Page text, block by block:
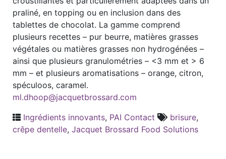
praliné, en topping ou en inclusion dans des
tablettes de chocolat. La gamme comprend
plusieurs recettes – pur beurre, matières grasses
végétales ou matières grasses non hydrogénées –
ainsi que plusieurs granulométries – <3 mm et > 6
mm – et plusieurs aromatisations – orange, citron,
spéculoos, caramel.
ml.dhoop@jacquetbrossard.com
Ingrédients innovants, PAI Contact brisure,
crêpe dentelle, Jacquet Brossard Food Solutions